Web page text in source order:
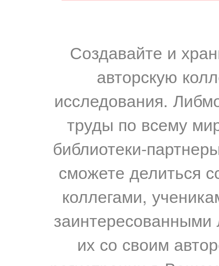
Создавайте и
авторскую
исследования.
труды по всему
библиотеки-
сможете делиться
коллегами,
их со своим